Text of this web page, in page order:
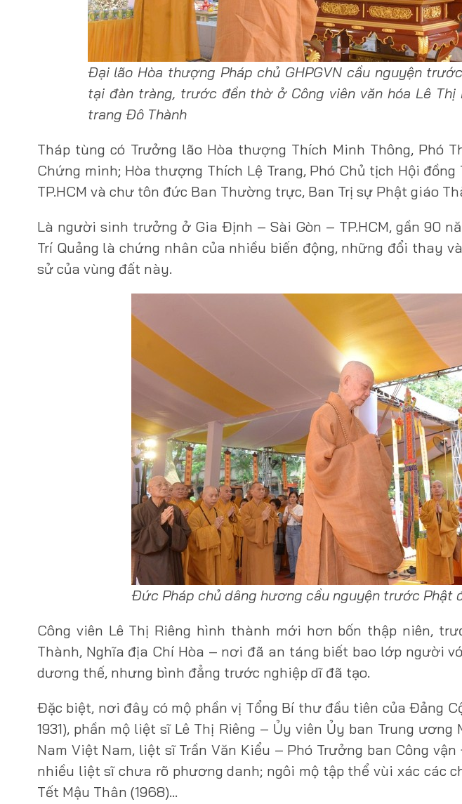
Đại lão Hòa thượng Pháp chủ GHPGVN cầu nguyện
tại đàn tràng, trước đền thờ ở Công viên văn hóa Lê
trang Đô Thành
Tháp tùng có Trưởng lão Hòa thượng Thích Minh Thông, Phó
Chứng minh; Hòa thượng Thích Lệ Trang, Phó Chủ tịch Hội đồng
TP.HCM và chư tôn đức Ban Thường trực, Ban Trị sự Phật giáo
Là người sinh trưởng ở Gia Định – Sài Gòn – TP.HCM, gần 90
Trí Quảng là chứng nhân của nhiều biến động, những đổi thay
sử của vùng đất này.
Đức Pháp chủ dâng hương cầu nguyện trước Phật
Công viên Lê Thị Riêng hình thành mới hơn bốn thập niên,
Thành, Nghĩa địa Chí Hòa – nơi đã an táng biết bao lớp người
dương thế, nhưng bình đẳng trước nghiệp dĩ đã tạo.
Đặc biệt, nơi đây có mộ phần vị Tổng Bí thư đầu tiên của Đảng
1931), phần mộ liệt sĩ Lê Thị Riêng – Ủy viên Ủy ban Trung
Nam Việt Nam, liệt sĩ Trần Văn Kiểu – Phó Trưởng ban Công
nhiều liệt sĩ chưa rõ phương danh; ngôi mộ tập thể vùi xác các
Tết Mậu Thân (1968)…